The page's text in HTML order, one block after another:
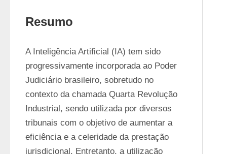
Resumo
A Inteligência Artificial (IA) tem sido
progressivamente incorporada ao Poder
Judiciário brasileiro, sobretudo no
contexto da chamada Quarta Revolução
Industrial, sendo utilizada por diversos
tribunais com o objetivo de aumentar a
eficiência e a celeridade da prestação
jurisdicional. Entretanto, a utilização